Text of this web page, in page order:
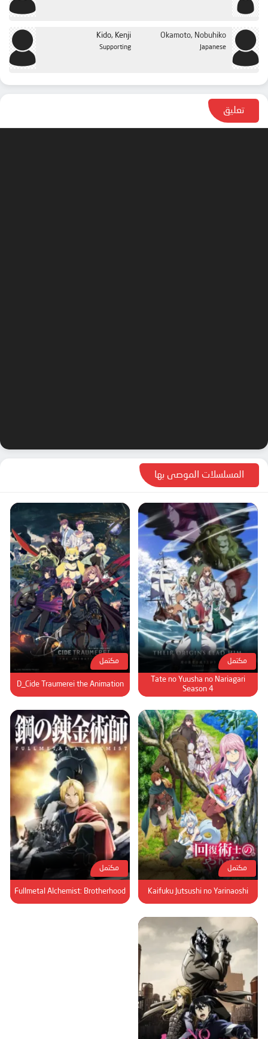
Kido, Kenji
Supporting
Okamoto, Nobuhiko
Japanese
تعليق
المسلسلات الموصى بها
مكتمل
Tate no Yuusha no Nariagari
Season 4
مكتمل
D_Cide Traumerei the Animation
مكتمل
Kaifuku Jutsushi no Yarinaoshi
مكتمل
Fullmetal Alchemist: Brotherhood